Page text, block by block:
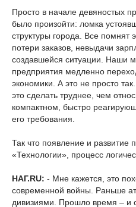
Просто в начале девяностых
было произойти: ломка
структуры города. Все помнят
потери заказов, невыдачи
создавшейся ситуации. Наши
предприятия медленно
экономики. А это не просто
это сделать труднее, чем
компактном, быстро
его требования.
Так что появление и развитие
«Технологии», процесс
НАГ.RU: - Мне кажется, это
современной войны. Раньше
дивизиями. Прошло время – и